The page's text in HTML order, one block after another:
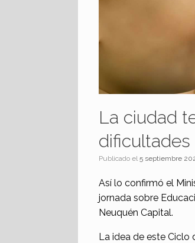
La ciudad
dificultades
Publicado el5 septiembre
Así lo confirmó el
jornada sobre
Neuquén Capital.
La idea de este Ciclo